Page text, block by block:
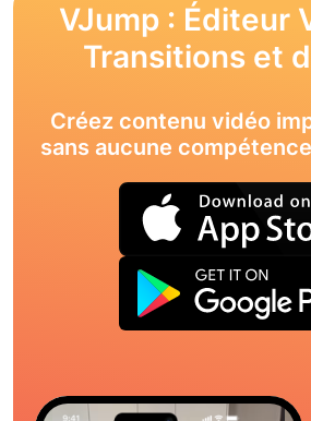
VJump : Éditeur
Transitions et
Créez contenu vidéo
sans aucune